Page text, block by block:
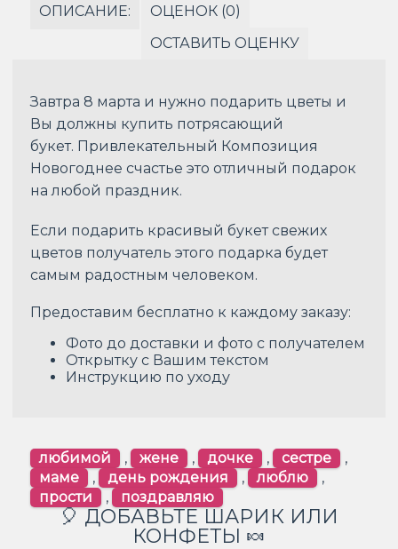
ОПИСАНИЕ:
ОЦЕНОК (0)
ОСТАВИТЬ ОЦЕНКУ
Завтра 8 марта и нужно подарить цветы и
Вы должны купить потрясающий
букет. Привлекательный Композиция
Новогоднее счастье это отличный подарок
на любой праздник.
Если подарить красивый букет свежих
цветов получатель этого подарка будет
самым радостным человеком.
Предоставим бесплатно к каждому заказу:
Фото до доставки и фото с получателем
Открытку с Вашим текстом
Инструкцию по уходу
любимой , жене , дочке , сестре
,
маме
, день рождения , люблю
,
прости
, поздравляю
🎈 ДОБАВЬТЕ ШАРИК ИЛИ
КОНФЕТЫ 🍬